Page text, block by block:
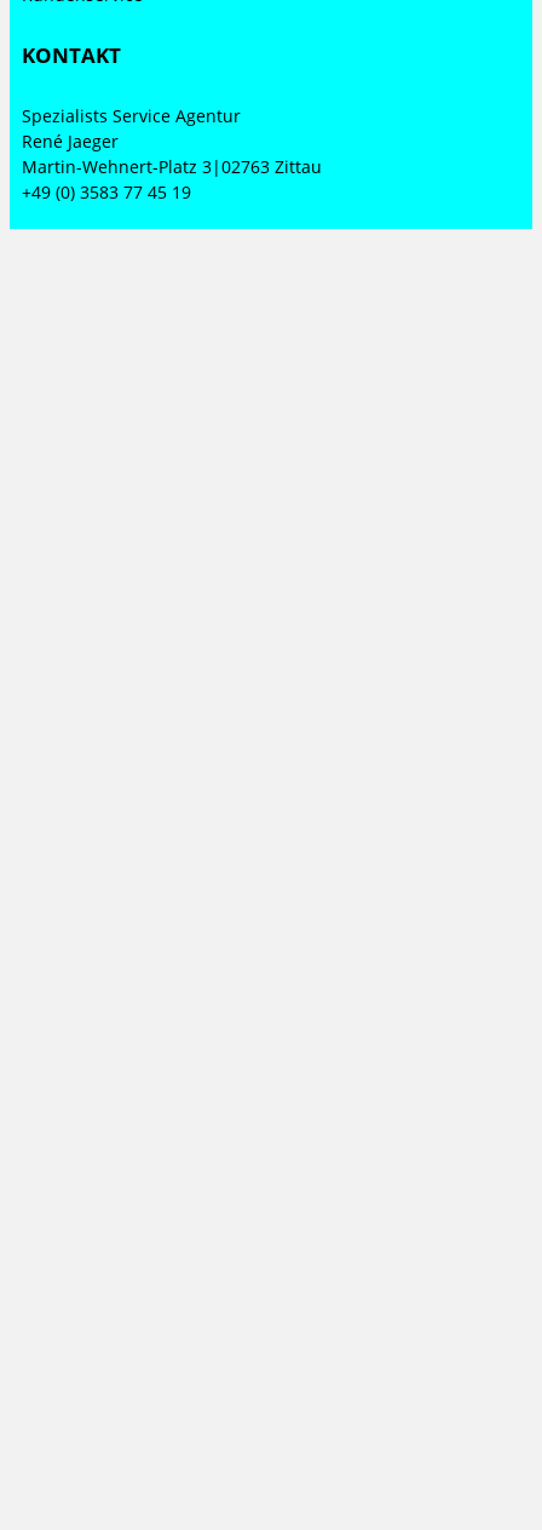
KONTAKT
Spezialists Service Agentur
René Jaeger
Martin-Wehnert-Platz 3|02763 Zittau
+49 (0) 3583 77 45 19